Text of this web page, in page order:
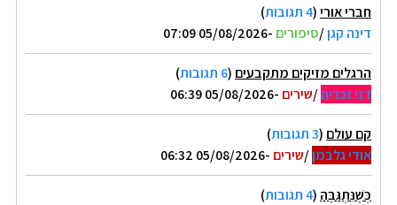
חברי אורי(4 תגובות
)
דינה קגן/סיפורים -05/08/2026 07:09
הרגלים מזיקים מתקבעים (6 תגובות
)
דני זכריה/שירים -05/08/2026 06:39
קם עולם (3 תגובות
)
אודי גלבמן/שירים -05/08/2026 06:32
כְּשֶׁנִּתְגַּבֶּהַּ (4 תגובות
)